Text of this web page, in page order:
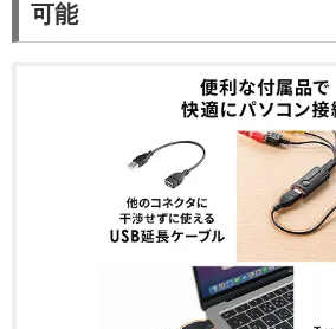
可能